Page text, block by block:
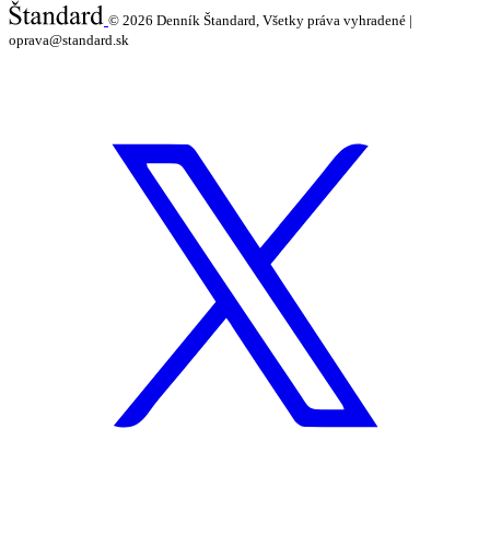
© 2026 Denník Štandard, Všetky práva vyhradené |
oprava@standard.sk